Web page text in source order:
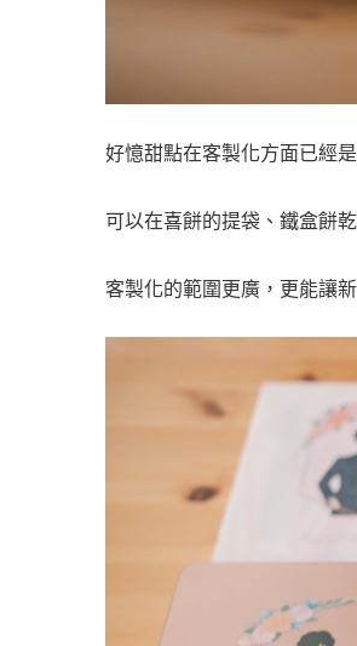
好憶甜點在客製化方面已經
可以在喜餅的提袋、鐵盒餅
客製化的範圍更廣，更能讓